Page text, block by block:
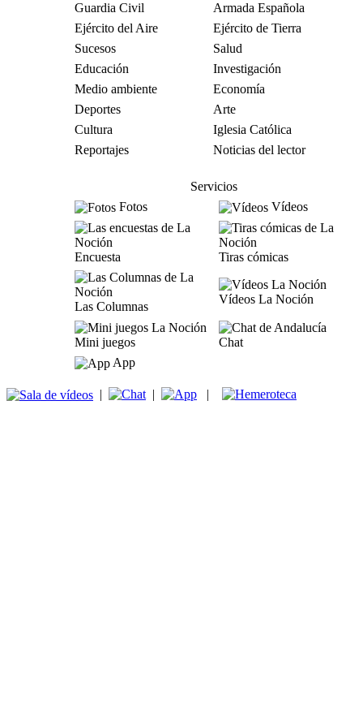
Guardia Civil
Armada Española
Ejército del Aire
Ejército de Tierra
Sucesos
Salud
Educación
Investigación
Medio ambiente
Economía
Deportes
Arte
Cultura
Iglesia Católica
Reportajes
Noticias del lector
Servicios
Fotos
Vídeos
Encuesta Tiras cómicas
Las Columnas
Vídeos La Noción
Mini juegos
Chat
App
| | |